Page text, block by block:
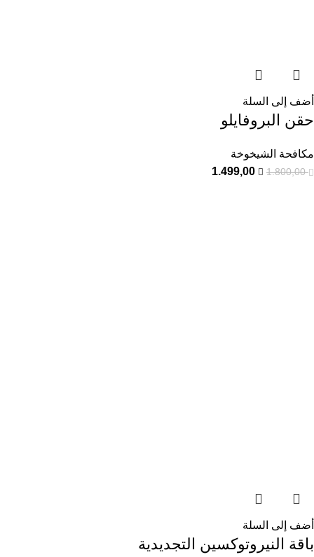
أضف إلى السلة
حقن البروفايلو
مكافحة الشيخوخة
1.800,00
1.499,00
أضف إلى السلة
باقة النيروتوكسين التجديدية